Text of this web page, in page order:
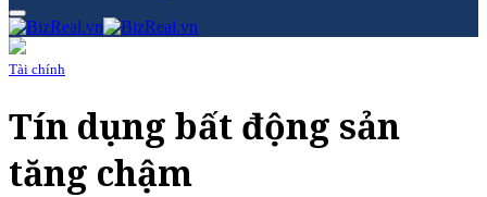
Tài chính
Tín dụng bất động sản
tăng chậm